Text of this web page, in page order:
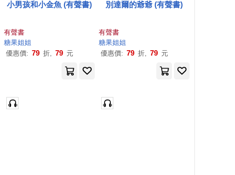
小男孩和小金魚 (有聲書)
有聲書
糖果姐姐
優惠價: 79 折, 79 元
別達爾的爺爺 (有聲書)
有聲書
糖果姐姐
優惠價: 79 折, 79 元